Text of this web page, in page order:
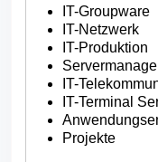
IT-Groupware
IT-Netzwerk
IT-Produktion
IT-
IT-Terminal
Projekte